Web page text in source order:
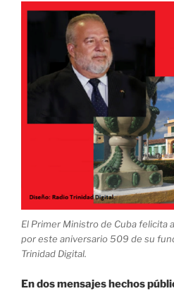
El Primer Ministro de Cuba felicita
por este aniversario 509 de su
Trinidad Digital.
En dos mensajes hechos